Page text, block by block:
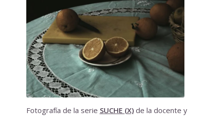
Fotografía de la serie SUCHE (X)de la docente y